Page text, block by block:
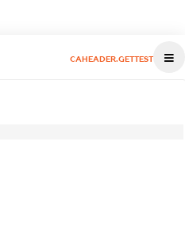
CAHEADER.GETTEST